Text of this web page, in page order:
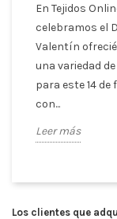
En Tejidos
celebramos el
Valentín
una variedad
para este 14 de
con...
Leer más
Los clientes que